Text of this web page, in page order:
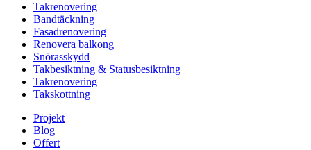
Takrenovering
Bandtäckning
Fasadrenovering
Renovera balkong
Snörasskydd
Takbesiktning & Statusbesiktning
Takrenovering
Takskottning
Projekt
Blog
Offert